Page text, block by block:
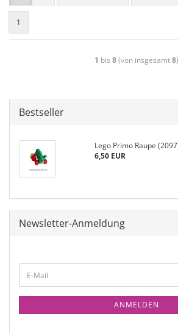
1
1 bis 8(von insgesamt8)
Bestseller
Lego Primo Raupe
6,50 EUR
Newsletter-Anmeldung
ANMELDEN